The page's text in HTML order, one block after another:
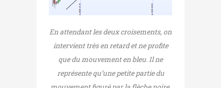
En attendant les deux croisements, on
intervient très en retard et ne profite
que du mouvement en bleu. Il ne
représente qu’une petite partie du